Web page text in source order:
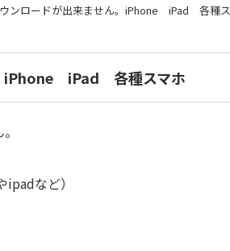
ンロードが出来ません。iPhone iPad 各種
iPhone iPad 各種スマホ
など）